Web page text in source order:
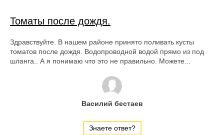
Томаты после дождя.
Здравствуйте. В нашем районе принято поливать кусты
томатов после дождя. Водопроводной водой прямо из под
шланга.. А я понимаю что это не правильно. Можете...
Василий бестаев
Знаете ответ?